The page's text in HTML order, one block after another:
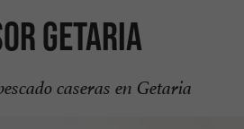
Getaria
caseras en Getaria